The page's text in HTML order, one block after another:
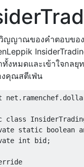
DollarBidder
tryout
=
tryout
.
} catch (
/* This code
* runner,
int bid1
ญญาณของคำตอบขอ
ทั้งหมดและเข้าใจกลยุ
คุณสตีเฟ่น
net . ramenchef.
class
static boolean
int bid ;